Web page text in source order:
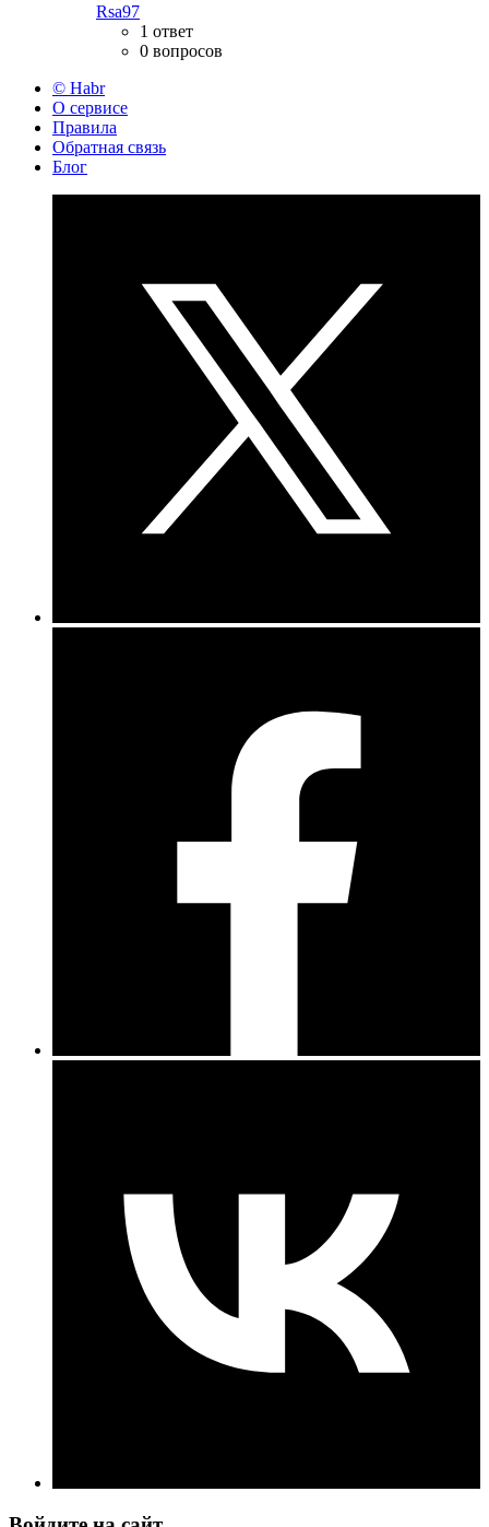
Rsa97
1 ответ
0 вопросов
© Habr
О сервисе
Правила
Обратная связь
Блог